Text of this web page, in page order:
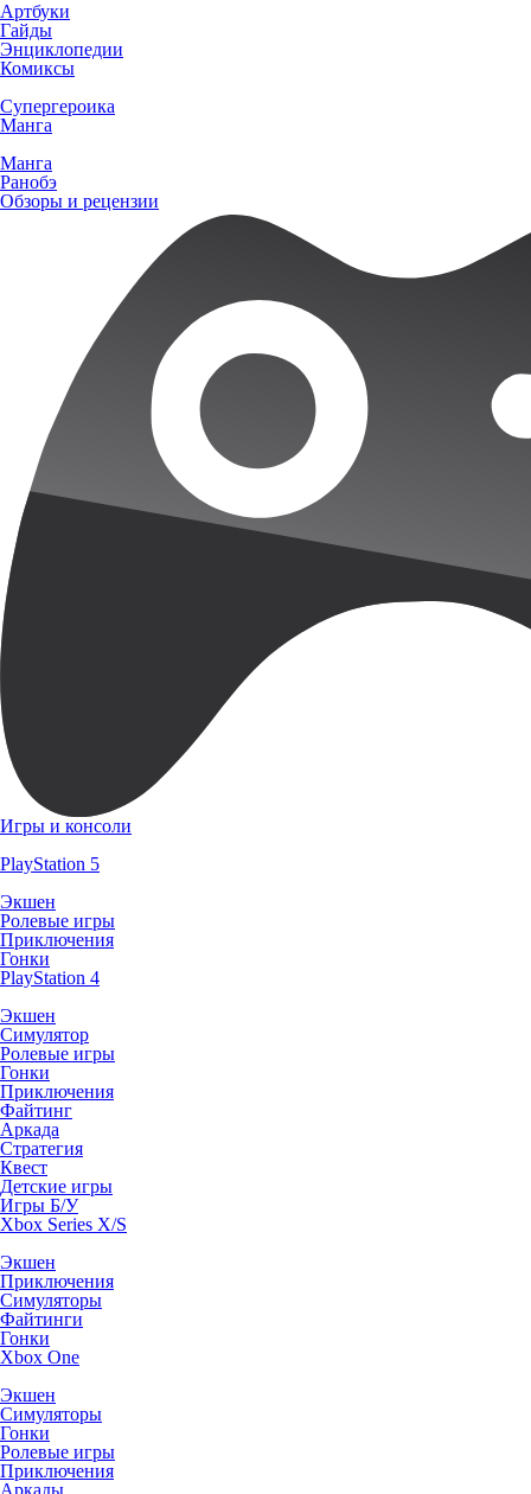
Артбуки
Гайды
Энциклопедии
Комиксы
Супергероика
Манга
Манга
Ранобэ
Обзоры и рецензии
Игры и консоли
PlayStation 5
Экшен
Ролевые игры
Приключения
Гонки
PlayStation 4
Экшен
Симулятор
Ролевые игры
Гонки
Приключения
Файтинг
Аркада
Стратегия
Квест
Детские игры
Игры Б/У
Xbox Series X/S
Экшен
Приключения
Симуляторы
Файтинги
Гонки
Xbox One
Экшен
Симуляторы
Гонки
Ролевые игры
Приключения
Аркады